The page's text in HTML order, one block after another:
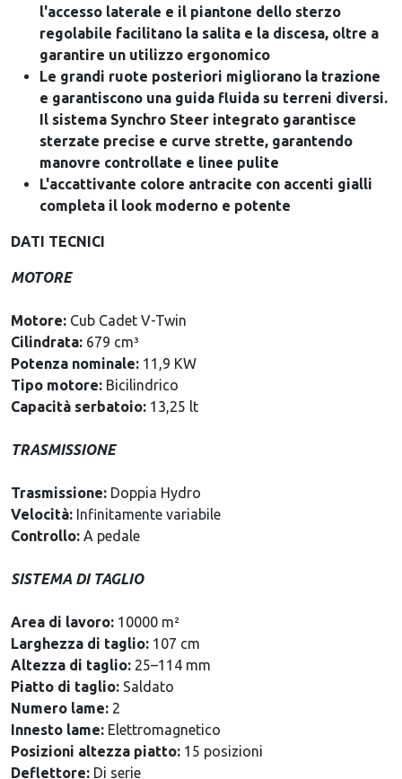
l'accesso laterale e il piantone dello sterzo
regolabile facilitano la salita e la discesa, oltre a
garantire un utilizzo ergonomico
Le grandi ruote posteriori migliorano la trazione
e garantiscono una guida fluida su terreni diversi.
Il sistema Synchro Steer integrato garantisce
sterzate precise e curve strette, garantendo
manovre controllate e linee pulite
L'accattivante colore antracite con accenti gialli
completa il look moderno e potente
DATI TECNICI
MOTORE
Motore: Cub Cadet V-Twin
Cilindrata: 679 cm³
Potenza nominale: 11,9 KW
Tipo motore: Bicilindrico
Capacità serbatoio: 13,25 lt
TRASMISSIONE
Trasmissione: Doppia Hydro
Velocità: Infinitamente variabile
Controllo: A pedale
SISTEMA DI TAGLIO
Area di lavoro: 10000 m²
Larghezza di taglio: 107 cm
Altezza di taglio: 25–114 mm
Piatto di taglio: Saldato
Numero lame: 2
Innesto lame: Elettromagnetico
Posizioni altezza piatto: 15 posizioni
Deflettore: Di serie